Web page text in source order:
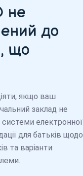
не
до
що
якщо ваш
заклад не
електронної
для батьків щодо
та варіанти